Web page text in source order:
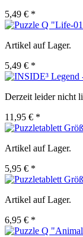
5,49 € *
Artikel auf Lager.
5,49 € *
Derzeit leider nicht
11,95 € *
Artikel auf Lager.
5,95 € *
Artikel auf Lager.
6,95 € *